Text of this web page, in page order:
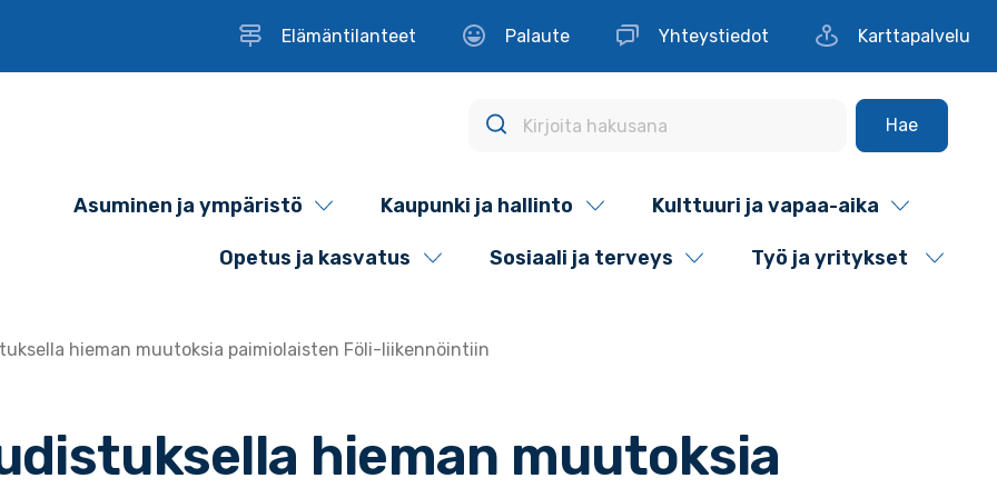
Elämäntilanteet Palaute Yhteystiedot Karttapalvelu
Hae
Asuminen ja ympäristö Kaupunki ja hallinto Kulttuuri ja vapaa-aika
Opetus ja kasvatus Sosiaali ja terveys Työ ja yritykset
hieman muutoksia paimiolaisten Föli-liikennöintiin
hieman muutoksia